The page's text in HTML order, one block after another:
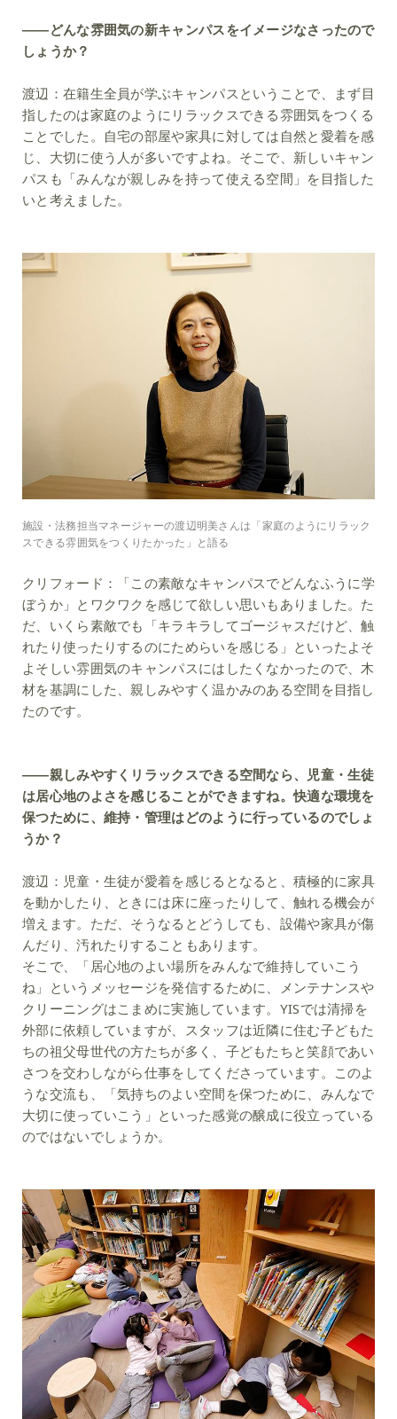
――どんな雰囲気の新キャンパスをイメージなさったので
しょうか？
渡辺： 在籍生全員が学ぶキャンパスということで、まず目
指したのは家庭のようにリラックスできる雰囲気をつくる
ことでした。自宅の部屋や家具に対しては自然と愛着を感
じ、大切に使う人が多いですよね。そこで、新しいキャン
パスも「みんなが親しみを持って使える空間」を目指した
いと考えました。
施設・法務担当マネージャーの渡辺明美さんは「家庭のようにリラック
スできる雰囲気をつくりたかった」と語る
クリフォード：
「この素敵なキャンパスでどんなふうに学
ぼうか」とワクワクを感じて欲しい思いもありました。た
だ、いくら素敵でも「キラキラしてゴージャスだけど、触
れたり使ったりするのにためらいを感じる」といったよそ
よそしい雰囲気のキャンパスにはしたくなかったので、木
材を基調にした、親しみやすく温かみのある空間を目指し
たのです。
――親しみやすくリラックスできる空間なら、児童・生徒
は居心地のよさを感じることができますね。快適な環境を
保つために、維持・管理はどのように行っているのでしょ
うか？
渡辺： 児童・生徒が愛着を感じるとなると、積極的に家具
を動かしたり、ときには床に座ったりして、触れる機会が
増えます。ただ、そうなるとどうしても、設備や家具が傷
んだり、汚れたりすることもあります。
そこで、「居心地のよい場所をみんなで維持していこう
ね」というメッセージを発信するために、メンテナンスや
クリーニングはこまめに実施しています。YISでは清掃を
外部に依頼していますが、スタッフは近隣に住む子どもた
ちの祖父母世代の方たちが多く、子どもたちと笑顔であい
さつを交わしながら仕事をしてくださっています。このよ
うな交流も、「気持ちのよい空間を保つために、みんなで
大切に使っていこう」といった感覚の醸成に役立っている
のではないでしょうか。